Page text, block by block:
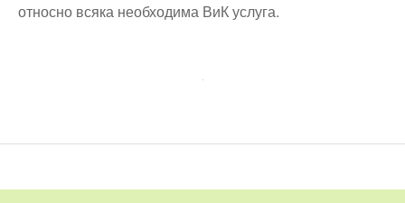
относно всяка необходима ВиК услуга.